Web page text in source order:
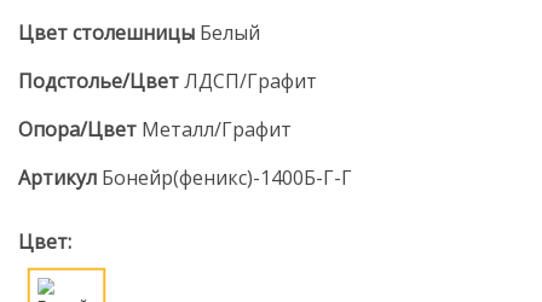
Цвет столешницы Белый
Подстолье/ЦветЛДСП/Графит
Опора/Цвет Металл/Графит
Артикул Бонейр(феникс)-1400Б-Г-Г
Цвет: